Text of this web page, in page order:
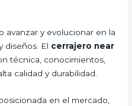
avanzar y evolucionar en la
diseños. El cerrajero near
técnica, conocimientos,
calidad y durabilidad.
en el mercado,